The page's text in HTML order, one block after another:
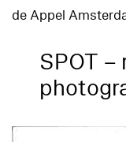
de Appel
SPOT –